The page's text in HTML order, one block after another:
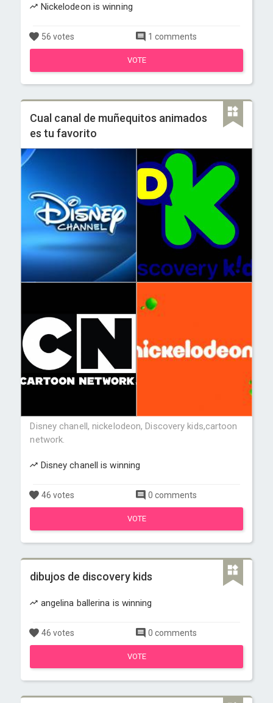
Nickelodeon is winning
56 votes 1 comments
VOTE
Cual canal de muñequitos animados
es tu favorito
Disney chanell, nickelodeon, Discovery kids,cartoon
network.
Disney chanell is winning
46 votes 0 comments
VOTE
dibujos de discovery kids
angelina ballerina is winning
46 votes 0 comments
VOTE